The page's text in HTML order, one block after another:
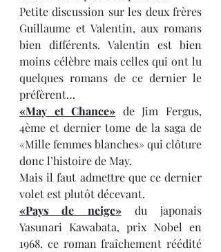
Petite discussion sur les deux frères
Guillaume et Valentin, aux romans
bien différents. Valentin est bien
moins célèbre mais celles qui ont lu
quelques romans de ce dernier le
préfèrent…
«May et Chance» de Jim Fergus,
4ème et dernier tome de la saga de
«Mille femmes blanches» qui clôture
donc l’histoire de May.
Mais il faut admettre que ce dernier
volet est plutôt décevant.
«Pays de neige» du japonais
Yasunari Kawabata, prix Nobel en
1968. ce roman fraîchement réédité